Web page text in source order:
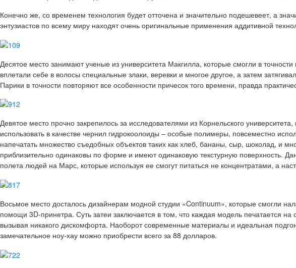
Конечно же, со временем технология будет отточена и значительно подешевеет, а
энтузиастов по всему миру находят очень оригинальные применения аддитивной
Десятое место занимают ученые из университета Макгилла, которые смогли в
вплетали себе в волосы специальные злаки, веревки и многое другое, а затем
Парики в точности повторяют все особенности причесок того времени, правда
Девятое место прочно закрепилось за исследователями из Корнельского
использовать в качестве чернил гидрокоолоиды – особые полимеры, повсеместно
напечатать множество съедобных объектов таких как хлеб, бананы, сыр, шоколад, и
приблизительно одинаковы по форме и имеют одинаковую текстурную поверхность.
полета людей на Марс, которые используя ее смогут питаться не концентратами, а
Восьмое место досталось дизайнерам модной студии «Continuum», которые смогли
помощи 3D-принетра. Суть затеи заключается в том, что каждая модель печатается
вызывая никакого дискомфорта. Наоборот современные материалы и идеальная
замечательное ноу-хау можно приобрести всего за 88 долларов.